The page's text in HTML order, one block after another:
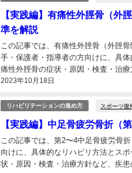
【実践編】有痛性外脛骨（外
準を解説
2023年10月18日
この記事では、有痛性外脛骨（外脛
手・保護者・指導者の方向けに、具
痛性外脛骨の症状・原因・検査・治
ご確認ください。 また、「足首・足
リハビリテーションの進め方 スポーツ復
【実践編】中足骨疲労骨折（
この記事では、第2〜4中足骨疲労骨
向けに、具体的なリハビリ方法とス
状・原因・検査・治療方針など、疾